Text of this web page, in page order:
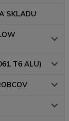
SKLADU
T6 ALU)